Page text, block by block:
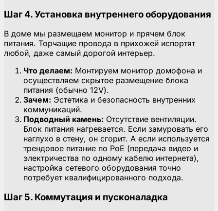
Шаг 4. Установка внутреннего оборудования
В доме мы размещаем монитор и прячем блок
питания. Торчащие провода в прихожей испортят
любой, даже самый дорогой интерьер.
Что делаем: Монтируем монитор домофона и
осуществляем скрытое размещение блока
питания (обычно 12V).
Зачем: Эстетика и безопасность внутренних
коммуникаций.
Подводный камень: Отсутствие вентиляции.
Блок питания нагревается. Если замуровать его
наглухо в стену, он сгорит. А если используется
трендовое питание по PoE (передача видео и
электричества по одному кабелю интернета),
настройка сетевого оборудования точно
потребует квалифицированного подхода.
Шаг 5. Коммутация и пусконаладка